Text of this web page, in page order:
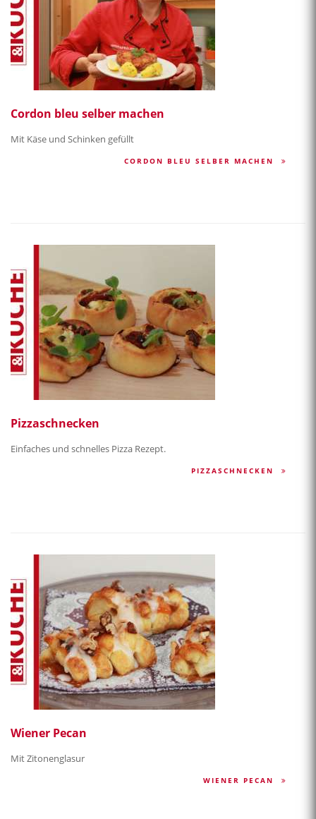
Cordon bleu selber machen
Mit Käse und Schinken gefüllt
CORDON BLEU SELBER MACHEN
Pizzaschnecken
Einfaches und schnelles Pizza Rezept.
PIZZASCHNECKEN
Wiener Pecan
Mit Zitonenglasur
WIENER PECAN